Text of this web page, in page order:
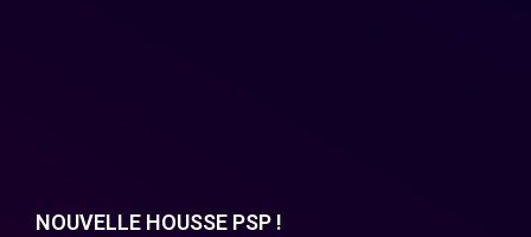
NOUVELLE HOUSSE PSP !